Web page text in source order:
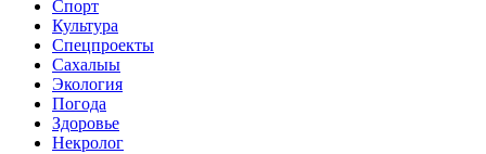
Спорт
Культура
Спецпроекты
Сахалыы
Экология
Погода
Здоровье
Некролог